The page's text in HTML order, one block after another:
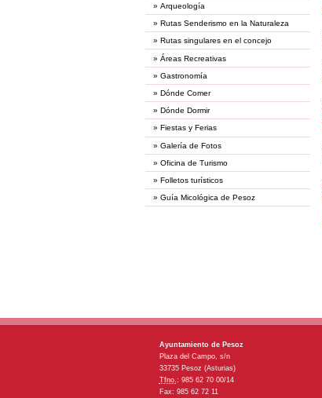
» Arqueología
» Rutas Senderismo en la Naturaleza
» Rutas singulares en el concejo
» Áreas Recreativas
» Gastronomía
» Dónde Comer
» Dónde Dormir
» Fiestas y Ferias
» Galería de Fotos
» Oficina de Turismo
» Folletos turísticos
» Guía Micológica de Pesoz
Ayuntamiento de Pesoz
Plaza del Campo, s/n
33735 Pesoz (Asturias)
Tfno.: 985 62 70 00/14
Fax: 985 62 72 11